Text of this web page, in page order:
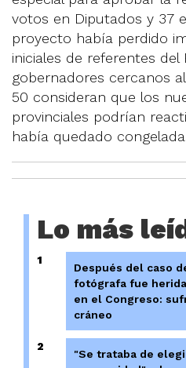
votos en Diputados y 37
proyecto había perdido
iniciales de referentes del
gobernadores cercanos
50 consideran que los
provinciales podrían
había quedado
Lo más
1
Después del caso
fotógrafa fue
en el Congreso:
cráneo
2
"Se trataba de